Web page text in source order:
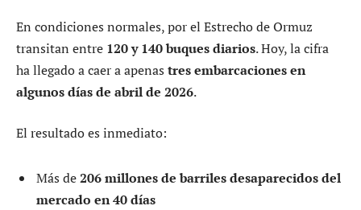
En condiciones normales, por el Estrecho de Ormuz
transitan entre 120 y 140 buques diarios. Hoy, la cifra
ha llegado a caer a apenas tres embarcaciones en
algunos días de abril de 2026.
El resultado es inmediato:
Más de206 millones de barriles desaparecidos del
mercado en 40 días